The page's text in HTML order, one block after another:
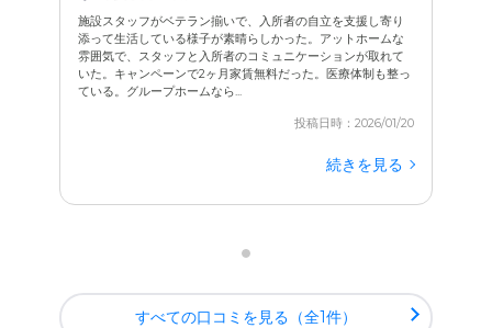
施設スタッフがベテラン揃いで、入所者の自立を支援し寄り
添って生活している様子が素晴らしかった。アットホームな
雰囲気で、スタッフと入所者のコミュニケーションが取れて
いた。キャンペーンで2ヶ月家賃無料だった。医療体制も整っ
ている。グループホームなら...
投稿日時：2026/01/20
続きを見る
すべての口コミを見る（全1件）